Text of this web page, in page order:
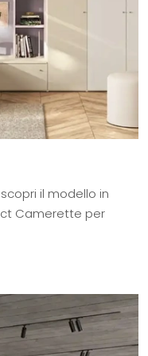
il modello in
Camerette per